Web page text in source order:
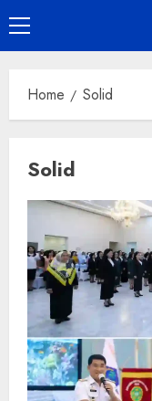
Primary
Menu
Home Solid
Solid